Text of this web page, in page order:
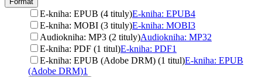
E-kniha: EPUB (4 tituly)E-kniha: EPUB4
E-kniha: MOBI (3 tituly)E-kniha: MOBI3
Audiokniha: MP3 (2 tituly)Audiokniha: MP32
E-kniha: PDF (1 titul)E-kniha: PDF1
E-kniha: EPUB (Adobe DRM) (1 titul)E-kniha: EPUB
(Adobe DRM)1